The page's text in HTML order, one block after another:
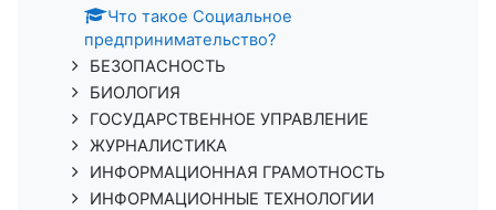
Что такое Социальное
предпринимательство?
БЕЗОПАСНОСТЬ
БИОЛОГИЯ
ГОСУДАРСТВЕННОЕ УПРАВЛЕНИЕ
ЖУРНАЛИСТИКА
ИНФОРМАЦИОННАЯ ГРАМОТНОСТЬ
ИНФОРМАЦИОННЫЕ ТЕХНОЛОГИИ